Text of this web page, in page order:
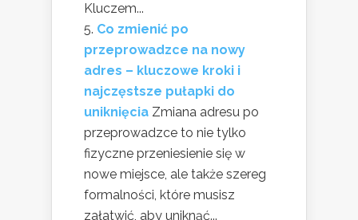
Kluczem...
Co zmienić po
przeprowadzce na nowy
adres – kluczowe kroki i
najczęstsze pułapki do
uniknięcia Zmiana adresu po
przeprowadzce to nie tylko
fizyczne przeniesienie się w
nowe miejsce, ale także szereg
formalności, które musisz
załatwić, aby uniknąć...